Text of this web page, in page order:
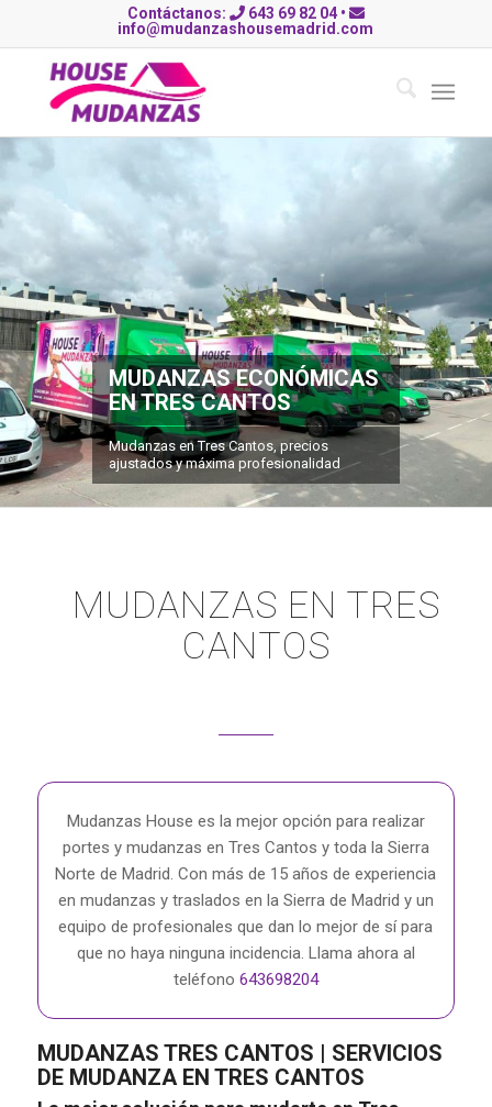
Contáctanos: 643 69 82 04•
info@mudanzashousemadrid.com
MUDANZAS ECONÓMICAS
EN TRES CANTOS
Mudanzas en Tres Cantos, precios
ajustados y máxima profesionalidad
MUDANZAS EN TRES
CANTOS
Mudanzas House es la mejor opción para realizar
portes y mudanzas en Tres Cantos y toda la Sierra
Norte de Madrid. Con más de 15 años de experiencia
en mudanzas y traslados en la Sierra de Madrid y un
equipo de profesionales que dan lo mejor de sí para
que no haya ninguna incidencia. Llama ahora al
teléfono 643698204
MUDANZAS TRES CANTOS | SERVICIOS
DE MUDANZA EN TRES CANTOS